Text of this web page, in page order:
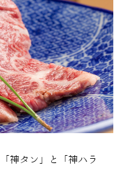
神タン」と「神ハラ